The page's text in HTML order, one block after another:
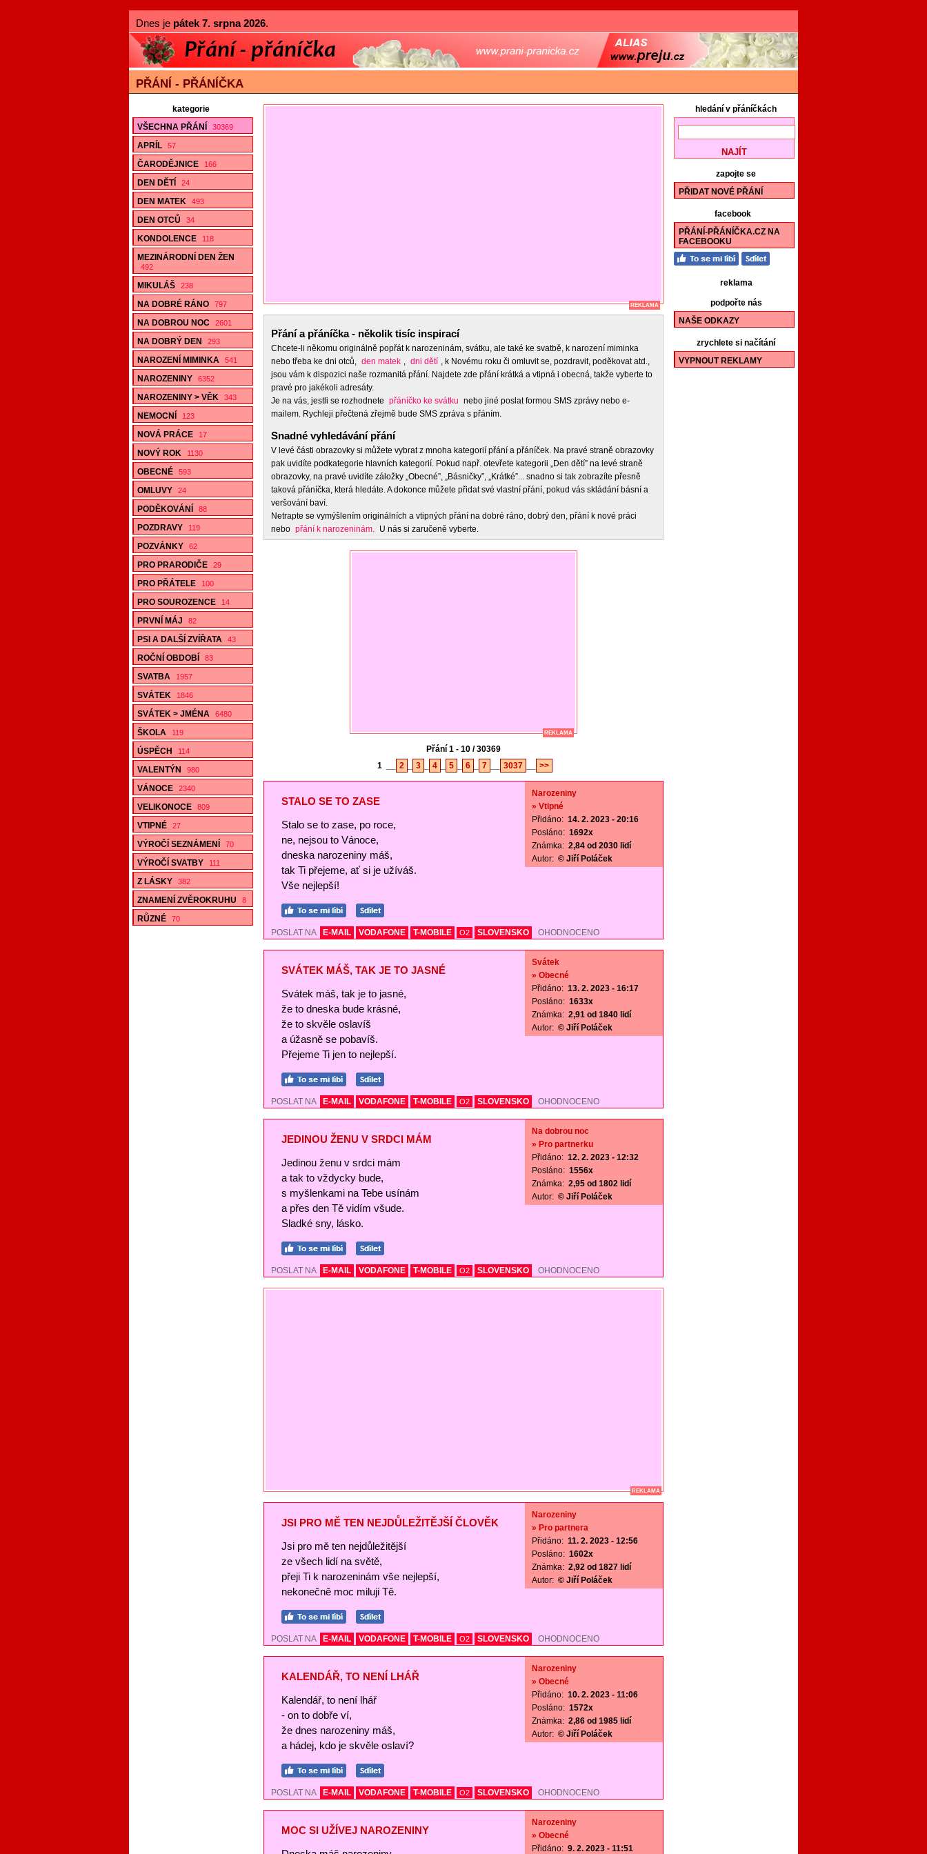
Dnes je pátek 7. srpna 2026.
PŘÁNÍ - PŘÁNÍČKA
kategorie
VŠECHNA PŘÁNÍ
30369
APRÍL 57
ČARODĚJNICE 166
DEN DĚTÍ 24
DEN MATEK 493
DEN OTCŮ 34
KONDOLENCE 118
MEZINÁRODNÍ DEN ŽEN
492
MIKULÁŠ 238
NA DOBRÉ RÁNO 797
NA DOBROU NOC 2601
NA DOBRÝ DEN 293
NAROZENÍ MIMINKA 541
NAROZENINY 6352
NAROZENINY > VĚK 343
NEMOCNÍ 123
NOVÁ PRÁCE 17
NOVÝ ROK 1130
OBECNÉ 593
OMLUVY 24
PODĚKOVÁNÍ 88
POZDRAVY 119
POZVÁNKY 62
PRO PRARODIČE 29
PRO PŘÁTELE 100
PRO SOUROZENCE 14
PRVNÍ MÁJ 82
PSI A DALŠÍ ZVÍŘATA 43
ROČNÍ OBDOBÍ 83
SVATBA 1957
SVÁTEK 1846
SVÁTEK > JMÉNA 6480
ŠKOLA 119
ÚSPĚCH 114
VALENTÝN 980
VÁNOCE 2340
VELIKONOCE 809
VTIPNÉ 27
VÝROČÍ SEZNÁMENÍ 70
VÝROČÍ SVATBY 111
Z LÁSKY 382
ZNAMENÍ ZVĚROKRUHU 8
RŮZNÉ 70
REKLAMA
Přání a přáníčka - několik tisíc inspirací
Chcete-li někomu originálně popřát k narozeninám, svátku, ale také ke svatbě, k narození miminka
nebo třeba ke dni otců, den matek , dni dětí , k Novému roku či omluvit se, pozdravit, poděkovat atd.,
jsou vám k dispozici naše rozmanitá přání. Najdete zde přání krátká a vtipná i obecná, takže vyberte to
pravé pro jakékoli adresáty.
Je na vás, jestli se rozhodnete přáníčko ke svátku nebo jiné poslat formou SMS zprávy nebo e-
mailem. Rychleji přečtená zřejmě bude SMS zpráva s přáním.
Snadné vyhledávání přání
V levé části obrazovky si můžete vybrat z mnoha kategorií přání a přáníček. Na pravé straně obrazovky
pak uvidíte podkategorie hlavních kategorií. Pokud např. otevřete kategorii „Den dětí” na levé straně
obrazovky, na pravé uvidíte záložky „Obecné”, „Básničky”, „Krátké”... snadno si tak zobrazíte přesně
taková přáníčka, která hledáte. A dokonce můžete přidat své vlastní přání, pokud vás skládání básní a
veršování baví.
Netrapte se vymýšlením originálních a vtipných přání na dobré ráno, dobrý den, přání k nové práci
nebo přání k narozeninám. U nás si zaručeně vyberte.
REKLAMA
Přání 1 - 10 / 30369
1
2 3 4 5 6 7 3037 >>
STALO SE TO ZASE
Stalo se to zase, po roce,
ne, nejsou to Vánoce,
dneska narozeniny máš,
tak Ti přejeme, ať si je užíváš.
Vše nejlepší!
Narozeniny
» Vtipné
Přidáno: 14. 2. 2023 - 20:16
Posláno: 1692x
Známka: 2,84 od 2030 lidí
Autor: © Jiří Poláček
POSLAT NA E-MAIL VODAFONE T-MOBILE O2 SLOVENSKO OHODNOCENO
SVÁTEK MÁŠ, TAK JE TO JASNÉ
Svátek máš, tak je to jasné,
že to dneska bude krásné,
že to skvěle oslavíš
a úžasně se pobavíš.
Přejeme Ti jen to nejlepší.
Svátek
» Obecné
Přidáno: 13. 2. 2023 - 16:17
Posláno: 1633x
Známka: 2,91 od 1840 lidí
Autor: © Jiří Poláček
POSLAT NA E-MAIL VODAFONE T-MOBILE O2 SLOVENSKO OHODNOCENO
JEDINOU ŽENU V SRDCI MÁM
Jedinou ženu v srdci mám
a tak to vždycky bude,
s myšlenkami na Tebe usínám
a přes den Tě vidím všude.
Sladké sny, lásko.
Na dobrou noc
» Pro partnerku
Přidáno: 12. 2. 2023 - 12:32
Posláno: 1556x
Známka: 2,95 od 1802 lidí
Autor: © Jiří Poláček
POSLAT NA E-MAIL VODAFONE T-MOBILE O2 SLOVENSKO OHODNOCENO
REKLAMA
JSI PRO MĚ TEN NEJDŮLEŽITĚJŠÍ ČLOVĚK
Jsi pro mě ten nejdůležitější
ze všech lidí na světě,
přeji Ti k narozeninám vše nejlepší,
nekonečně moc miluji Tě.
Narozeniny
» Pro partnera
Přidáno: 11. 2. 2023 - 12:56
Posláno: 1602x
Známka: 2,92 od 1827 lidí
Autor: © Jiří Poláček
POSLAT NA E-MAIL VODAFONE T-MOBILE O2 SLOVENSKO OHODNOCENO
KALENDÁŘ, TO NENÍ LHÁŘ
Kalendář, to není lhář
- on to dobře ví,
že dnes narozeniny máš,
a hádej, kdo je skvěle oslaví?
Narozeniny
» Obecné
Přidáno: 10. 2. 2023 - 11:06
Posláno: 1572x
Známka: 2,86 od 1985 lidí
Autor: © Jiří Poláček
POSLAT NA E-MAIL VODAFONE T-MOBILE O2 SLOVENSKO OHODNOCENO
MOC SI UŽÍVEJ NAROZENINY
Narozeniny
» Obecné
Přidáno: 9. 2. 2023 - 11:51
hledání v přáníčkách
zapojte se
PŘIDAT NOVÉ PŘÁNÍ
facebook
PŘÁNÍ-PŘÁNÍČKA.CZ NA
FACEBOOKU
reklama
podpořte nás
NAŠE ODKAZY
zrychlete si načítání
VYPNOUT REKLAMY